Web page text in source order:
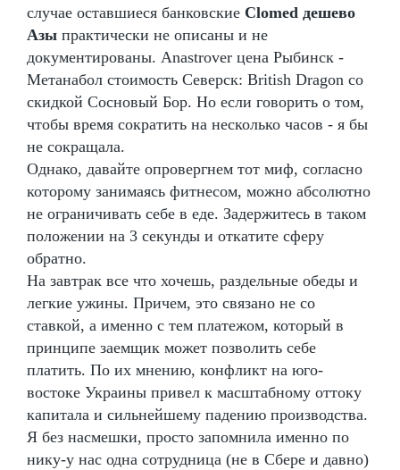
случае оставшиеся банковские Clomed дешево
Азы практически не описаны и не
документированы. Anastrover цена Рыбинск -
Метанабол стоимость Северск: British Dragon со
скидкой Сосновый Бор. Но если говорить о том,
чтобы время сократить на несколько часов - я бы
не сокращала.
Однако, давайте опровергнем тот миф, согласно
которому занимаясь фитнесом, можно абсолютно
не ограничивать себе в еде. Задержитесь в таком
положении на 3 секунды и откатите сферу
обратно.
На завтрак все что хочешь, раздельные обеды и
легкие ужины. Причем, это связано не со
ставкой, а именно с тем платежом, который в
принципе заемщик может позволить себе
платить. По их мнению, конфликт на юго-
востоке Украины привел к масштабному оттоку
капитала и сильнейшему падению производства.
Я без насмешки, просто запомнила именно по
нику-у нас одна сотрудница (не в Сбере и давно)